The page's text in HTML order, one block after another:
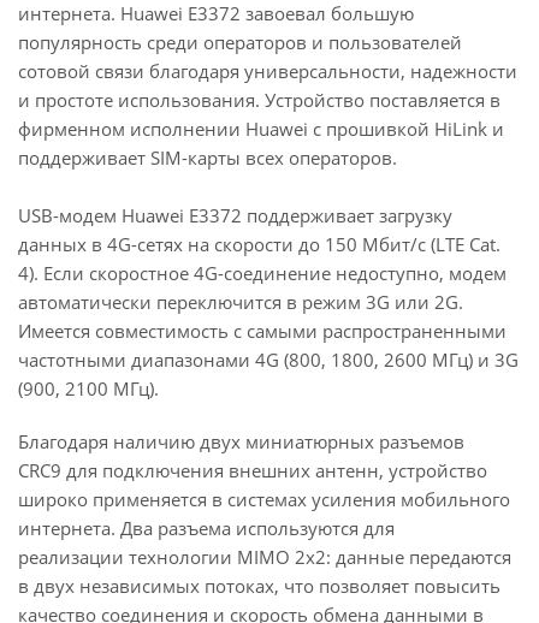
интернета. Huawei E3372 завоевал большую
популярность среди операторов и пользователей
сотовой связи благодаря универсальности, надежности
и простоте использования. Устройство поставляется в
фирменном исполнении Huawei с прошивкой HiLink и
поддерживает SIM-карты всех операторов.
USB-модем Huawei E3372 поддерживает загрузку
данных в 4G-сетях на скорости до 150 Мбит/с (LTE Cat.
4). Если скоростное 4G-соединение недоступно, модем
автоматически переключится в режим 3G или 2G.
Имеется совместимость с самыми распространенными
частотными диапазонами 4G (800, 1800, 2600 МГц) и 3G
(900, 2100 МГц).
Благодаря наличию двух миниатюрных разъемов
CRC9 для подключения внешних антенн, устройство
широко применяется в системах усиления мобильного
интернета. Два разъема используются для
реализации технологии MIMO 2x2: данные передаются
в двух независимых потоках, что позволяет повысить
качество соединения и скорость обмена данными в